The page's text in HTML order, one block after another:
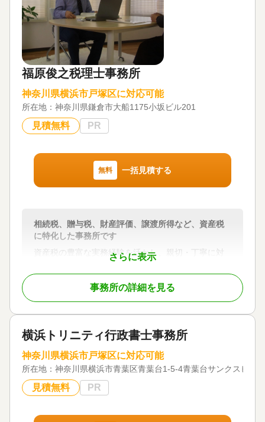
福原俊之税理士事務所
神奈川県横浜市戸塚区に対応可能
所在地： 神奈川県鎌倉市大船1175小坂ビル201
見積無料 PR
無料 一括見積する
さらに表示
相続税、贈与税、財産評価、譲渡所得など、資産税
に特化した事務所です
資産税の豊富な実務経験を活かし、親切・丁寧に対
応させていただきます。
各種特例の確実な適用、二次相続を見据えた適切な
アドバイスなど、お客様から信頼される税理士事務
所を目指しています。
対応地域
神奈川県、東京都など
対応業務
遺産分割 / 相続財産調査 / 相続税申告 / 相続手続き /
銀行手続き / 戸籍収集 / 相続人調査
事務所の詳細を見る
横浜トリニティ行政書士事務所
神奈川県横浜市戸塚区に対応可能
所在地： 神奈川県横浜市青葉区青葉台1-5-4青葉台サンクスビ
見積無料 PR